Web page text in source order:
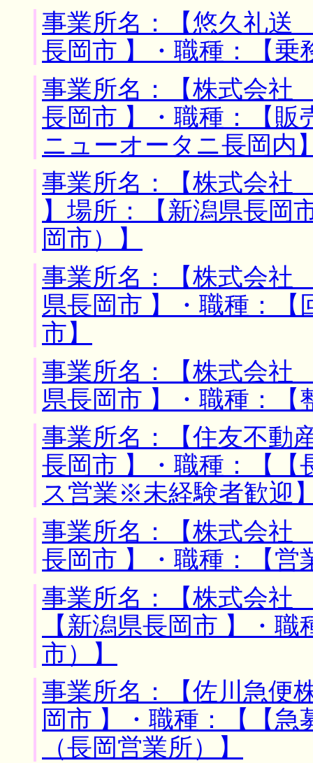
事業所名：【悠久礼送
長岡市 】・職種：【
事業所名：【株式会
長岡市 】・職種：【
ニューオータニ長岡内
事業所名：【株式会
】場所：【新潟県長岡
岡市）】
事業所名：【株式会社
県長岡市 】・職種：
市】
事業所名：【株式会社
県長岡市 】・職種：【
事業所名：【住友不動
長岡市 】・職種：【
ス営業※未経験者歓迎
事業所名：【株式会
長岡市 】・職種：【営
事業所名：【株式会
【新潟県長岡市 】・
市）】
事業所名：【佐川急便
岡市 】・職種：【【
（長岡営業所）】